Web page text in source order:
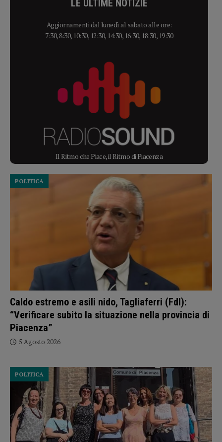
LE ULTIME NOTIZIE
Aggiornamenti dal lunedì al sabato alle ore:
7:30, 8:30, 10:30, 12:30, 14:30, 16:30, 18:30, 19:30
Il Ritmo che Piace, il Ritmo di Piacenza
Caldo estremo e asili nido, Tagliaferri (FdI):
“Verificare subito la situazione nella provincia di
Piacenza”
POLITICA
5 Agosto 2026
POLITICA